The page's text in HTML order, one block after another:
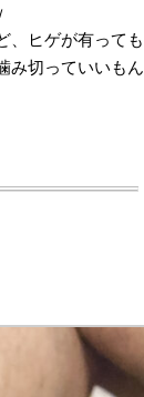
、ヒゲが有っても
み切っていいもん